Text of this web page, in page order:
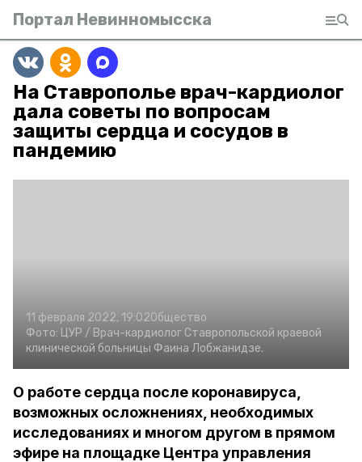
Портал Невинномысска
На Ставрополье врач-кардиолог
дала советы по вопросам
защиты сердца и сосудов в
пандемию
11 февраля 2022, 19:02Общество
Фото: ЦУР / Врач-кардиолог Ставропольской краевой
клинической больницы Фаина Лобжанидзе.
О работе сердца после коронавируса,
возможных осложнениях, необходимых
исследованиях и многом другом в прямом
эфире на площадке Центра управления